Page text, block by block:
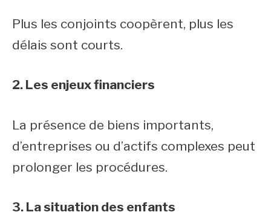
Plus les conjoints coopèrent, plus les
délais sont courts.
2. Les enjeux financiers
La présence de biens importants,
d’entreprises ou d’actifs complexes peut
prolonger les procédures.
3. La situation des enfants